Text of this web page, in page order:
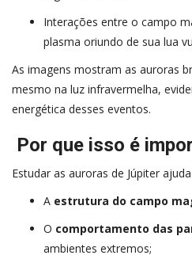
Interações entre o campo
plasma oriundo de sua lua
As imagens mostram as auroras
mesmo na luz infravermelha,
energética desses eventos.
Por que isso é
Estudar as auroras de Júpiter
A estrutura do campo
O comportamento das
ambientes extremos;